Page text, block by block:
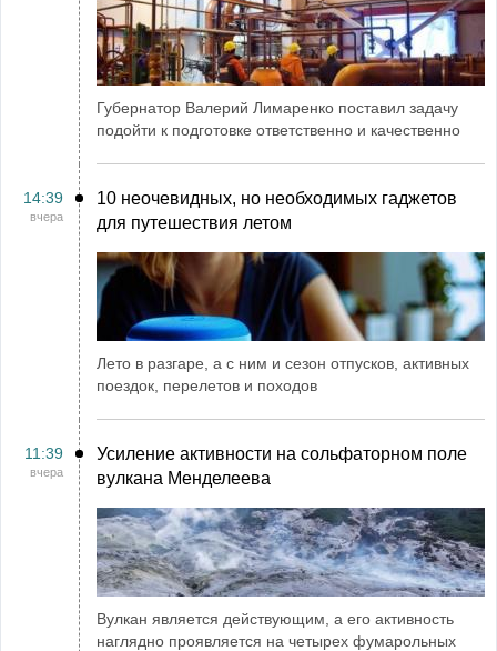
Губернатор Валерий Лимаренко поставил задачу
подойти к подготовке ответственно и качественно
14:39
вчера
10 неочевидных, но необходимых гаджетов
для путешествия летом
Лето в разгаре, а с ним и сезон отпусков, активных
поездок, перелетов и походов
11:39
вчера
Усиление активности на сольфаторном поле
вулкана Менделеева
Вулкан является действующим, а его активность
наглядно проявляется на четырех фумарольных